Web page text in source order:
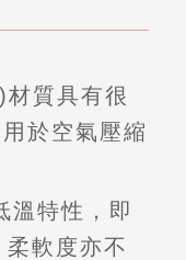
質具有很
用於空氣壓縮
溫特性，即
柔軟度亦不